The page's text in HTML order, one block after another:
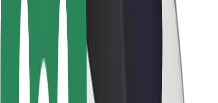
Bezpieczeństwo pasażerów
Bezpieczeństwo kierowców
Bezpieczna jazda na hulajnogach
Laboratorium bezpieczeństwa
Miasta